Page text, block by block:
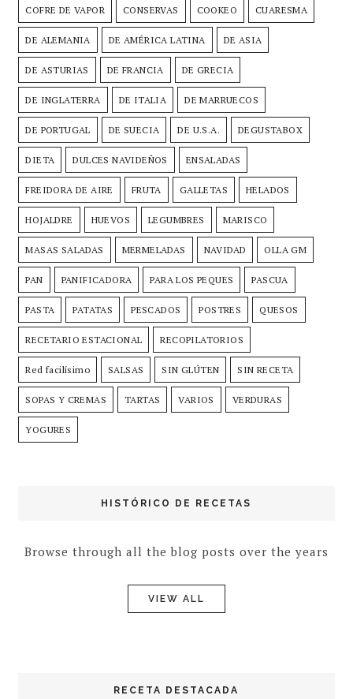
COFRE DE VAPOR CONSERVAS COOKEO CUARESMA
DE ALEMANIA DE AMÉRICA LATINA DE ASIA
DE ASTURIAS DE FRANCIA DE GRECIA
DE INGLATERRA DE ITALIA DE MARRUECOS
DE PORTUGAL DE SUECIA DE U.S.A. DEGUSTABOX
DIETA DULCES NAVIDEÑOS ENSALADAS
FREIDORA DE AIRE FRUTA GALLETAS HELADOS
HOJALDRE HUEVOS LEGUMBRES MARISCO
MASAS SALADAS MERMELADAS NAVIDAD OLLA GM
PAN PANIFICADORA PARA LOS PEQUES PASCUA
PASTA PATATAS PESCADOS POSTRES QUESOS
RECETARIO ESTACIONAL RECOPILATORIOS
Red facilísimo SALSAS SIN GLÚTEN SIN RECETA
SOPAS Y CREMAS TARTAS VARIOS VERDURAS
YOGURES
HISTÓRICO DE RECETAS
Browse through all the blog posts over the years
VIEW ALL
RECETA DESTACADA